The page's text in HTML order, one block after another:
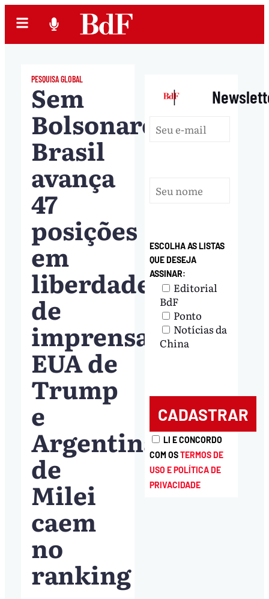
PESQUISA GLOBAL
Sem
Bolsonaro,
Brasil
avança
47
posições
em
liberdade
de
imprensa;
EUA de
Trump
e
Argentina
de
Milei
caem
no
ranking
|
ESCOLHA AS LISTAS
QUE DESEJA
ASSINAR:
Editorial
BdF
Ponto
Notícias da
China
LI E CONCORDO
COM OSTERMOS DE
USO E POLÍTICA DE
PRIVACIDADE